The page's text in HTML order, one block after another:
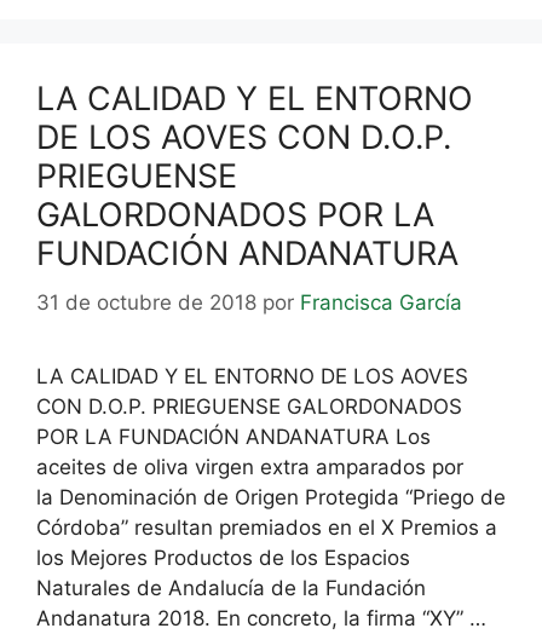
LA CALIDAD Y EL ENTORNO
DE LOS AOVES CON D.O.P.
PRIEGUENSE
GALORDONADOS POR LA
FUNDACIÓN ANDANATURA
31 de octubre de 2018 por Francisca García
LA CALIDAD Y EL ENTORNO DE LOS AOVES
CON D.O.P. PRIEGUENSE GALORDONADOS
POR LA FUNDACIÓN ANDANATURA Los
aceites de oliva virgen extra amparados por
la Denominación de Origen Protegida “Priego de
Córdoba” resultan premiados en el X Premios a
los Mejores Productos de los Espacios
Naturales de Andalucía de la Fundación
Andanatura 2018. En concreto, la firma “XY” …